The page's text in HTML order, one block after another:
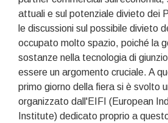
attuali e sul potenziale divieto dei
le discussioni sul possibile divieto
occupato molto spazio, poiché la
sostanze nella tecnologia di
essere un argomento cruciale. A
primo giorno della fiera si è svolto
organizzato dall'EIFI (European
Institute) dedicato proprio a